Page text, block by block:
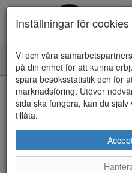
Toggle
navigation
Varumärke: Donna serena
Rensa
3 artiklar hittade
Inställningar för cookies
Vi och våra
på din enhet för att kunna
spara besöksstatistik och för
marknadsföring. Utöver
sida ska fungera, kan du
tillåta.